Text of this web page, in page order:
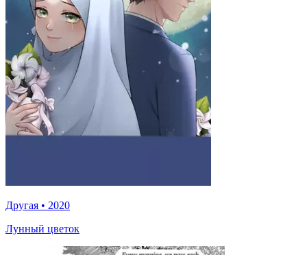
Другая • 2020
Лунный цветок